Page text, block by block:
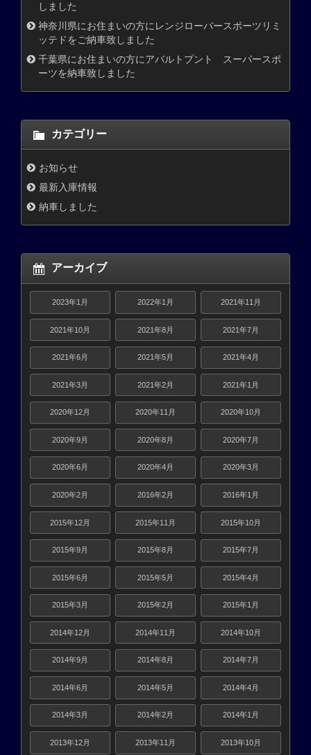
しました
神奈川県にお住まいの方にレンジローバースポーツリミ
ッテドをご納車致しました
千葉県にお住まいの方にアバルトプント スーパースポ
ーツを納車致しました
カテゴリー
お知らせ
最新入庫情報
納車しました
アーカイブ
2023年1月 2022年1月 2021年11月
2021年10月 2021年8月 2021年7月
2021年6月 2021年5月 2021年4月
2021年3月 2021年2月 2021年1月
2020年12月 2020年11月 2020年10月
2020年9月 2020年8月 2020年7月
2020年6月 2020年4月 2020年3月
2020年2月 2016年2月 2016年1月
2015年12月 2015年11月 2015年10月
2015年9月 2015年8月 2015年7月
2015年6月 2015年5月 2015年4月
2015年3月 2015年2月 2015年1月
2014年12月 2014年11月 2014年10月
2014年9月 2014年8月 2014年7月
2014年6月 2014年5月 2014年4月
2014年3月 2014年2月 2014年1月
2013年12月 2013年11月 2013年10月